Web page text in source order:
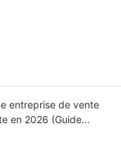
entreprise de vente
en 2026 (Guide